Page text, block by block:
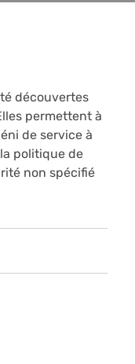
découvertes
permettent à
de service à
politique de
non spécifié